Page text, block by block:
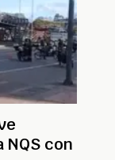
con